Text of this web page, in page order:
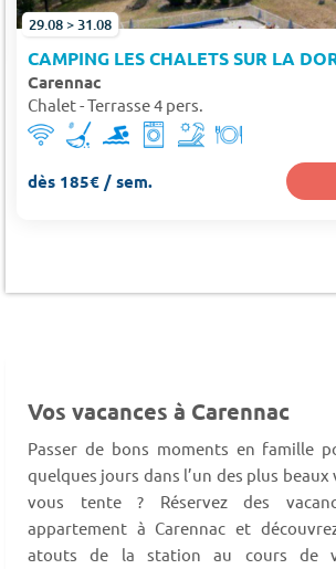
29.08 > 31.08
CAMPING LES CHALETS SUR LA
Carennac
Chalet - Terrasse 4 pers.
dès 185€ / sem.
Vos vacances à Carennac
Passer de bons moments en famille
quelques jours dans l’un des plus beaux
vous tente ? Réservez des
appartement à Carennac et
atouts de la station au cours de